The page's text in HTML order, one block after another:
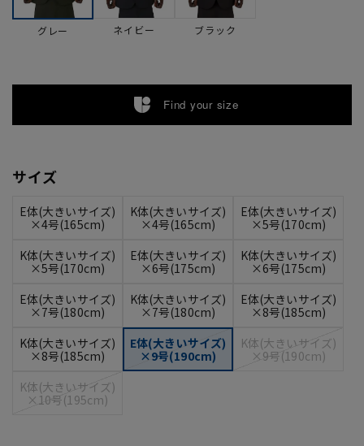
グレー ネイビー ブラック
Find your size
サイズ
E体(大きいサイズ)
×4号(165cm)
K体(大きいサイズ)
×4号(165cm)
E体(大きいサイズ)
×5号(170cm)
K体(大きいサイズ)
×5号(170cm)
E体(大きいサイズ)
×6号(175cm)
K体(大きいサイズ)
×6号(175cm)
E体(大きいサイズ)
×7号(180cm)
K体(大きいサイズ)
×7号(180cm)
E体(大きいサイズ)
×8号(185cm)
K体(大きいサイズ)
×8号(185cm)
E体(大きいサイズ)
×9号(190cm)
K体(大きいサイズ)
×9号(190cm)
K体(大きいサイズ)
×10号(195cm)